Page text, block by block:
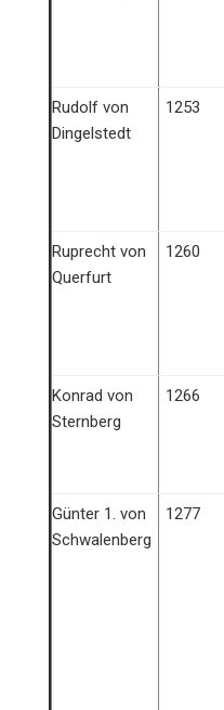
Rudolf von
Dingelstedt
1253
Ruprecht von
Querfurt
1260
Konrad von
Sternberg
1266
Günter 1. von
Schwalenberg
1277